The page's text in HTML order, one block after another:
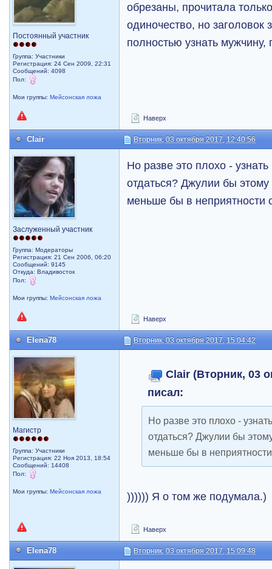
Постоянный участник
Группа: Участники
Регистрация: 24 Сен 2009, 22:31
Сообщений: 4098
Пол:
Мои группы:Мейсонская ложа
обрезаны, прочитала
одиночество, но
полностью узнать
Наверх
Clair Вторник, 03 октября 2017, 12:40:56
Заслуженный участник
Группа: Модераторы
Регистрация: 21 Сен 2006, 06:20
Сообщений: 9145
Откуда: Владивосток
Пол:
Мои группы:Мейсонская ложа
Но разве это плохо -
отдаться? Джулии бы этому
меньше бы в неприятности
Наверх
Elena78 Вторник, 03 октября 2017, 15:04:42
Магистр
Группа: Участники
Регистрация: 22 Ноя 2013, 18:54
Сообщений: 14408
Пол:
Мои группы:Мейсонская ложа
Clair (Вторник, 03
писал:
Но разве это плохо -
отдаться? Джулии бы
меньше бы в
)))))) Я о том же подумала.)
Наверх
Elena78 Вторник, 03 октября 2017, 15:09:48